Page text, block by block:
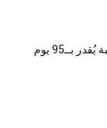
احتياطي تونس من العملة الصعبة يُقدر بــ95 يوم